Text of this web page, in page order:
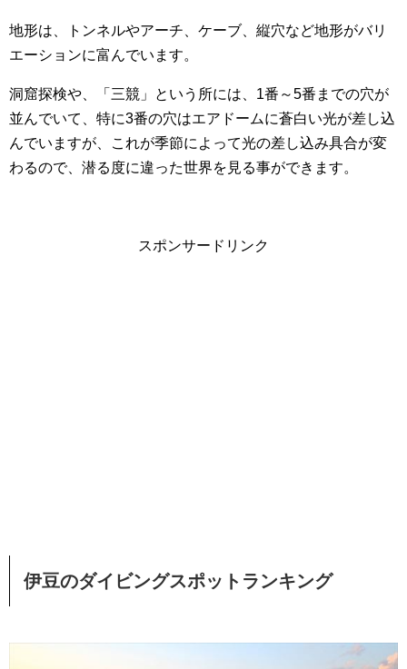
地形は、トンネルやアーチ、ケーブ、縦穴など地形がバリ
エーションに富んでいます。
洞窟探検や、「三競」という所には、1番～5番までの穴が
並んでいて、特に3番の穴はエアドームに蒼白い光が差し込
んでいますが、これが季節によって光の差し込み具合が変
わるので、潜る度に違った世界を見る事ができます。
スポンサードリンク
伊豆のダイビングスポットランキング